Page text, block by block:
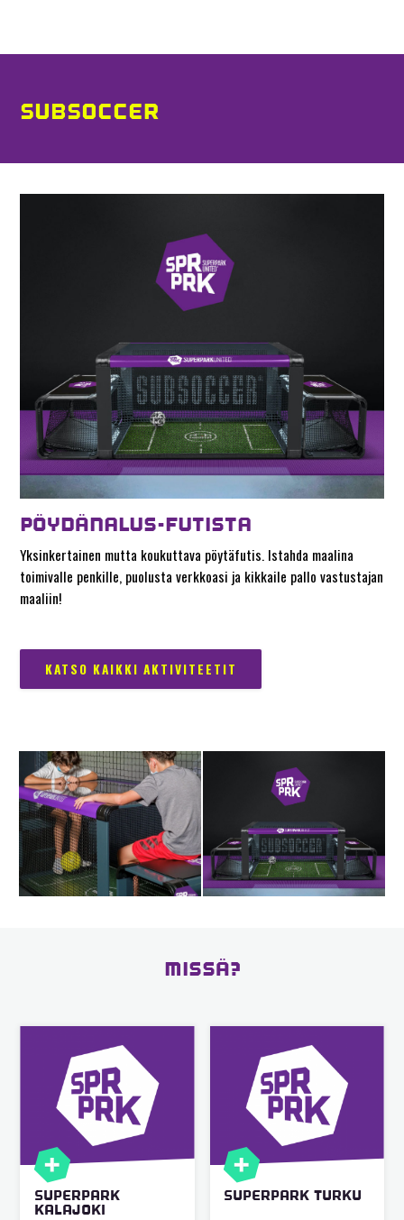
SUBSOCCER
PÖYDÄNALUS-FUTISTA
Yksinkertainen mutta koukuttava pöytäfutis. Istahda maalina
toimivalle penkille, puolusta verkkoasi ja kikkaile pallo vastustajan
maaliin!
KATSO KAIKKI AKTIVITEETIT
MISSÄ?
SUPERPARK
KALAJOKI
SUPERPARK TURKU